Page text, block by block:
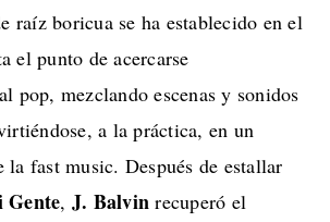
raíz boricua se ha establecido en el
el punto de acercarse
pop, mezclando escenas y sonidos
a la práctica, en un
la fast music. Después de estallar
, J. Balvin recuperó el